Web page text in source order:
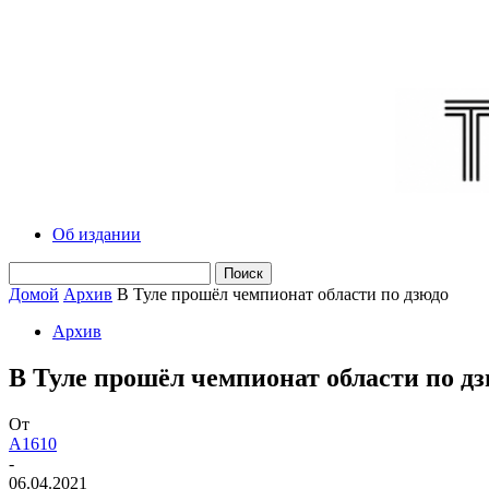
Об издании
Домой Архив В Туле прошёл чемпионат области по дзюдо
Архив
В Туле прошёл чемпионат области по
От
A1610
-
06.04.2021